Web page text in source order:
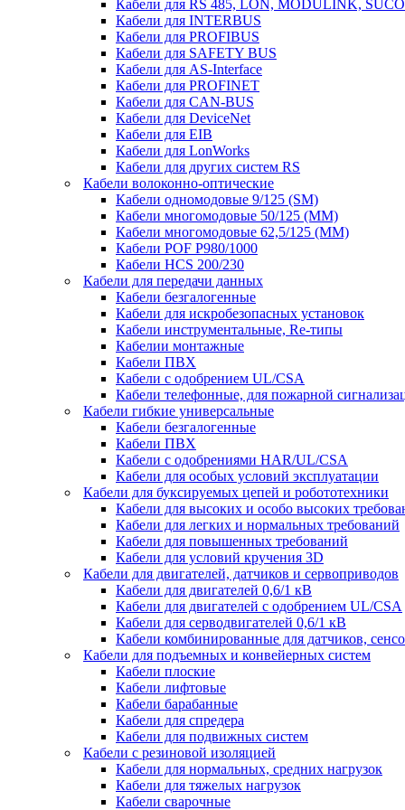
Кабели для RS 485, LON, MODULINK,
Кабели для INTERBUS
Кабели для PROFIBUS
Кабели для SAFETY BUS
Кабели для AS-Interface
Кабели для PROFINET
Кабели для CAN-BUS
Кабели для DeviceNet
Кабели для EIB
Кабели для LonWorks
Кабели для других систем RS
Кабели волоконно-оптические
Кабели одномодовые 9/125 (SM)
Кабели многомодовые 50/125 (ММ)
Кабели многомодовые 62,5/125 (ММ)
Кабели POF P980/1000
Кабели HCS 200/230
Кабели для передачи данных
Кабели безгалогенные
Кабели для искробезопасных установок
Кабели инструментальные, Re-типы
Кабелии монтажные
Кабели ПВХ
Кабели с одобрением UL/CSA
Кабели телефонные, для пожарной
Кабели гибкие универсальные
Кабели безгалогенные
Кабели ПВХ
Кабели с одобрениями HAR/UL/CSA
Кабели для особых условий эксплуатации
Кабели для буксируемых цепей и робототехники
Кабели для высоких и особо высоких
Кабели для легких и нормальных требований
Кабели для повышенных требований
Кабели для условий кручения 3D
Кабели для двигателей, датчиков и сервоприводов
Кабели для двигателей 0,6/1 кВ
Кабели для двигателей с одобрением UL/CSA
Кабели для серводвигателей 0,6/1 кВ
Кабели комбинированные для датчиков,
Кабели для подъемных и конвейерных систем
Кабели плоские
Кабели лифтовые
Кабели барабанные
Кабели для спредера
Кабели для подвижных систем
Кабели с резиновой изоляцией
Кабели для нормальных, средних нагрузок
Кабели для тяжелых нагрузок
Кабели сварочные